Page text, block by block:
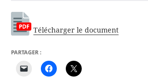
Télécharger le document
PARTAGER :